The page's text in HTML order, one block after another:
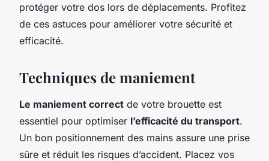
protéger votre dos lors de déplacements. Profitez
de ces astuces pour améliorer votre sécurité et
efficacité.
Techniques de maniement
Le maniement correct de votre brouette est
essentiel pour optimiser l’efficacité du transport.
Un bon positionnement des mains assure une prise
sûre et réduit les risques d’accident. Placez vos